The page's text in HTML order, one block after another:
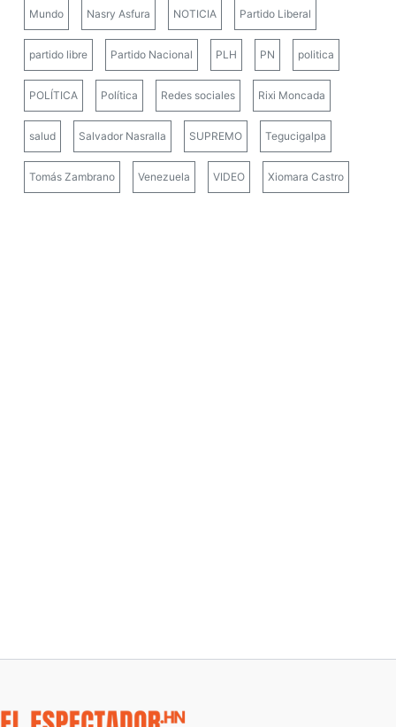
Mundo Nasry Asfura NOTICIA Partido Liberal
partido libre Partido Nacional PLH PN politica
POLÍTICA Política Redes sociales Rixi Moncada
salud Salvador Nasralla SUPREMO Tegucigalpa
Tomás Zambrano Venezuela VIDEO Xiomara Castro